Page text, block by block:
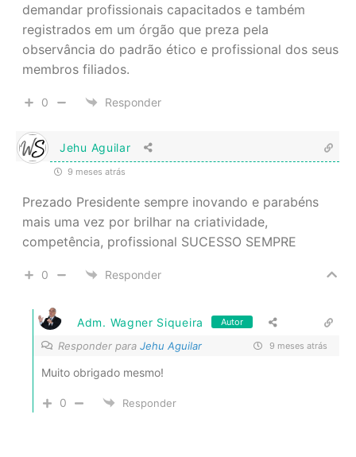
demandar profissionais capacitados e também
registrados em um órgão que preza pela
observância do padrão ético e profissional dos seus
membros filiados.
0 Responder
Jehu Aguilar
9 meses atrás
Prezado Presidente sempre inovando e parabéns
mais uma vez por brilhar na criatividade,
competência, profissional SUCESSO SEMPRE
0 Responder
Adm. Wagner Siqueira Autor
Responder para Jehu Aguilar 9 meses atrás
Muito obrigado mesmo!
0 Responder